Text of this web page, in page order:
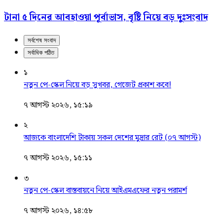
টানা ৫ দিনের আবহাওয়া পূর্বাভাস, বৃষ্টি নিয়ে বড় দুঃসংবাদ
সর্বশেষ সংবাদ
সর্বাধিক পঠিত
১
নতুন পে-স্কেল নিয়ে বড় সুখবর, গেজেট প্রকাশ কবে!
৭ আগস্ট ২০২৬, ১৫:১৯
২
আজকে বাংলাদেশি টাকায় সকল দেশের মুদ্রার রেট (০৭ আগস্ট)
৭ আগস্ট ২০২৬, ১৫:১১
৩
নতুন পে-স্কেল বাস্তবায়নে নিয়ে আইএমএফের নতুন পরামর্শ
৭ আগস্ট ২০২৬, ১৪:৫৮